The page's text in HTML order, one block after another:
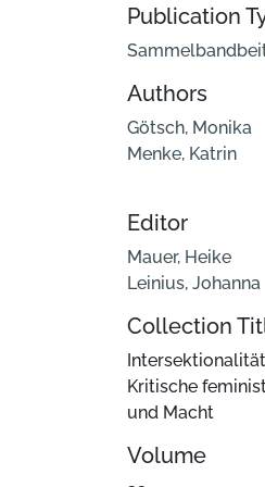
Publication
Authors
Götsch, Monika
Menke, Katrin
Editor
Mauer, Heike
Leinius, Johanna
Collection
Kritische
und Macht
Volume